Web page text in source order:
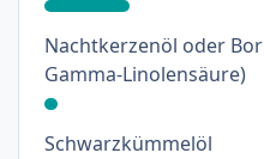
Nachtkerzenöl oder
Gamma-Linolensäure):
Schwarzkümmelöl: 19%